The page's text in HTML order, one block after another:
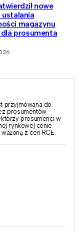
nowe
ustalania
magazynu
prosumenta
przyjmowana do
prosumentów
prosumenci w
rynkowej cenie
z cen RCE.